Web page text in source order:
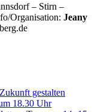
– Stirn –
Jeany
gestalten
18.30 Uhr